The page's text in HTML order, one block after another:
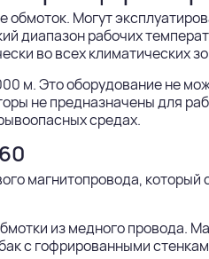
Могут
диапазон рабочих
во всех климатических
м. Это оборудование не
не предназначены для
средах.
магнитопровода, который
из медного провода.
с гофрированными